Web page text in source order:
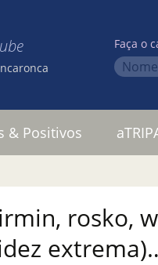
Faça o
& Positivos
rosko,